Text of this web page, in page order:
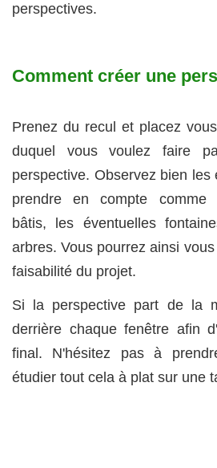
perspectives.
Comment créer une
Prenez du recul et placez
duquel vous voulez faire
perspective. Observez bien les
prendre en compte comme
bâtis, les éventuelles
arbres. Vous pourrez ainsi
faisabilité du projet.
Si la perspective part de la
derrière chaque fenêtre afin
final. N'hésitez pas à
étudier tout cela à plat sur une